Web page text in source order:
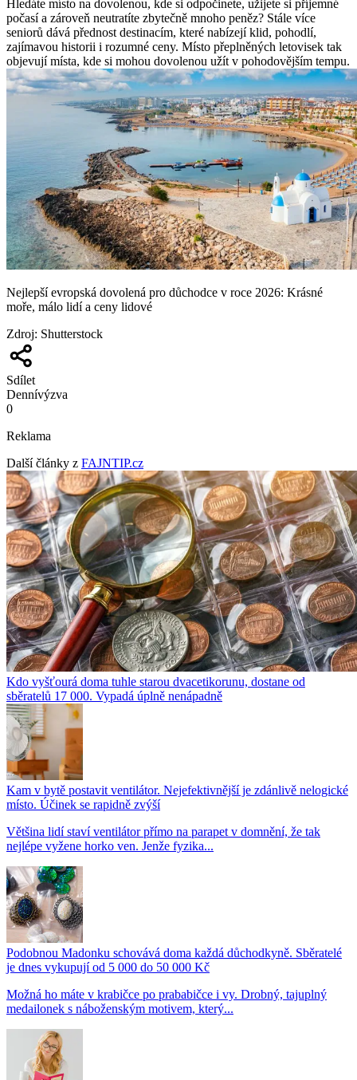
Hledáte místo na dovolenou, kde si odpočinete, užijete si příjemné
počasí a zároveň neutratíte zbytečně mnoho peněz? Stále více
seniorů dává přednost destinacím, které nabízejí klid, pohodlí,
zajímavou historii i rozumné ceny. Místo přeplněných letovisek tak
objevují místa, kde si mohou dovolenou užít v pohodovějším tempu.
Nejlepší evropská dovolená pro důchodce v roce 2026: Krásné
moře, málo lidí a ceny lidové
Zdroj: Shutterstock
Sdílet
Dennívýzva
0
Reklama
Další články z FAJNTIP.cz
Kdo vyšťourá doma tuhle starou dvacetikorunu, dostane od
sběratelů 17 000. Vypadá úplně nenápadně
Kam v bytě postavit ventilátor. Nejefektivnější je zdánlivě nelogické
místo. Účinek se rapidně zvýší
Většina lidí staví ventilátor přímo na parapet v domnění, že tak
nejlépe vyžene horko ven. Jenže fyzika...
Podobnou Madonku schovává doma každá důchodkyně. Sběratelé
je dnes vykupují od 5 000 do 50 000 Kč
Možná ho máte v krabičce po prababičce i vy. Drobný, tajuplný
medailonek s náboženským motivem, který...